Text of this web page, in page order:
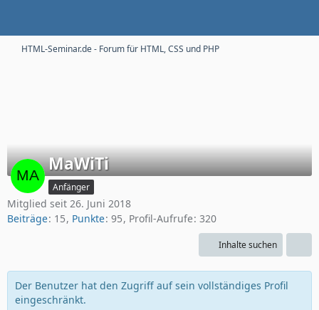
HTML-Seminar.de - Forum für HTML, CSS und PHP
MaWiTi
Anfänger
Mitglied seit 26. Juni 2018
Beiträge 15 Punkte 95 Profil-Aufrufe 320
Inhalte suchen
Der Benutzer hat den Zugriff auf sein vollständiges Profil
eingeschränkt.